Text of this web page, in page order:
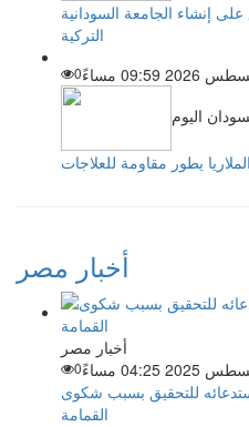
على إنشاء الجامعة السودانية
التركية
0
اليوم
يطور مقاومة للعلاجات
أخبار مصر
أخبار مصر
0
للتحقيق بسبب شكوى
القمامة